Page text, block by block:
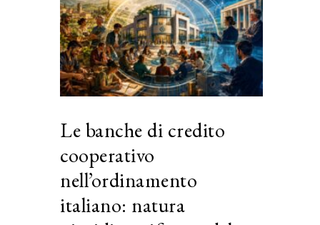
Le banche di credito
cooperativo
nell’ordinamento
italiano: natura